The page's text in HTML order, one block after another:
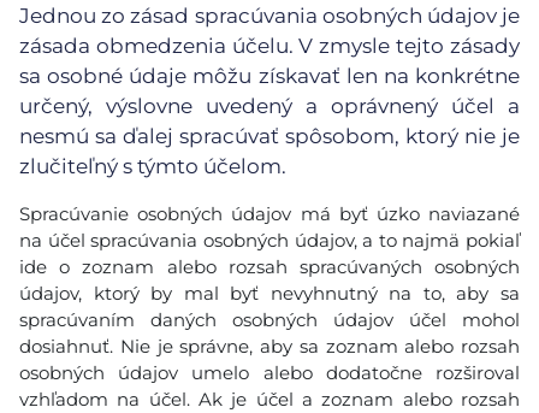
Jednou zo zásad spracúvania osobných údajov je
zásada obmedzenia účelu. V zmysle tejto zásady
sa osobné údaje môžu získavať len na konkrétne
určený, výslovne uvedený a oprávnený účel a
nesmú sa ďalej spracúvať spôsobom, ktorý nie je
zlučiteľný s týmto účelom.
Spracúvanie osobných údajov má byť úzko naviazané
na účel spracúvania osobných údajov, a to najmä pokiaľ
ide o zoznam alebo rozsah spracúvaných osobných
údajov, ktorý by mal byť nevyhnutný na to, aby sa
spracúvaním daných osobných údajov účel mohol
dosiahnuť. Nie je správne, aby sa zoznam alebo rozsah
osobných údajov umelo alebo dodatočne rozširoval
vzhľadom na účel. Ak je účel a zoznam alebo rozsah